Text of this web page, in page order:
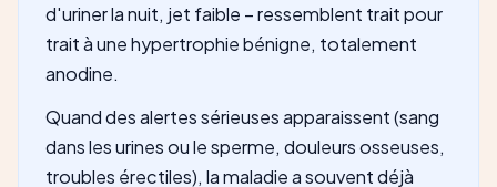
d'uriner la nuit, jet faible – ressemblent trait pour
trait à une hypertrophie bénigne, totalement
anodine.
Quand des alertes sérieuses apparaissent (sang
dans les urines ou le sperme, douleurs osseuses,
troubles érectiles), la maladie a souvent déjà